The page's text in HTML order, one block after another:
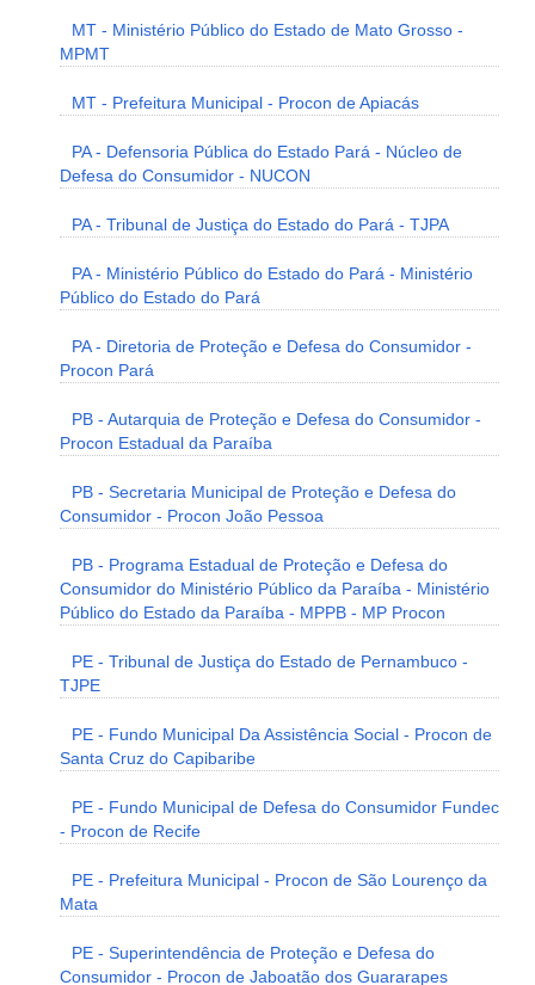
MT - Ministério Público do Estado de Mato Grosso -
MPMT
MT - Prefeitura Municipal - Procon de Apiacás
PA - Defensoria Pública do Estado Pará - Núcleo de
Defesa do Consumidor - NUCON
PA - Tribunal de Justiça do Estado do Pará - TJPA
PA - Ministério Público do Estado do Pará - Ministério
Público do Estado do Pará
PA - Diretoria de Proteção e Defesa do Consumidor -
Procon Pará
PB - Autarquia de Proteção e Defesa do Consumidor -
Procon Estadual da Paraíba
PB - Secretaria Municipal de Proteção e Defesa do
Consumidor - Procon João Pessoa
PB - Programa Estadual de Proteção e Defesa do
Consumidor do Ministério Público da Paraíba - Ministério
Público do Estado da Paraíba - MPPB - MP Procon
PE - Tribunal de Justiça do Estado de Pernambuco -
TJPE
PE - Fundo Municipal Da Assistência Social - Procon de
Santa Cruz do Capibaribe
PE - Fundo Municipal de Defesa do Consumidor Fundec
- Procon de Recife
PE - Prefeitura Municipal - Procon de São Lourenço da
Mata
PE - Superintendência de Proteção e Defesa do
Consumidor - Procon de Jaboatão dos Guararapes